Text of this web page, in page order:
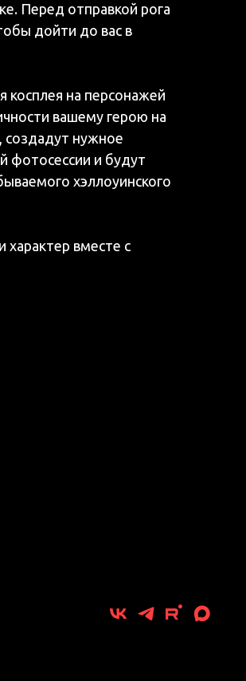
Перед отправкой рога
дойти до вас в
косплея на персонажей
вашему герою на
создадут нужное
фотосессии и будут
хэллоуинского
характер вместе с